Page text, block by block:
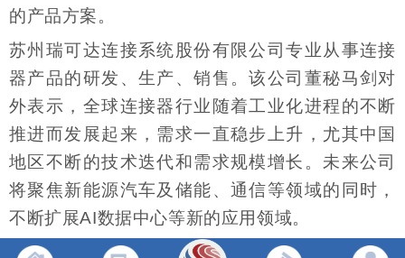
的产品方案。
苏州瑞可达连接系统股份有限公司专业从事连接
器产品的研发、生产、销售。该公司董秘马剑对
外表示，全球连接器行业随着工业化进程的不断
推进而发展起来，需求一直稳步上升，尤其中国
地区不断的技术迭代和需求规模增长。未来公司
将聚焦新能源汽车及储能、通信等领域的同时，
不断扩展AI数据中心等新的应用领域。